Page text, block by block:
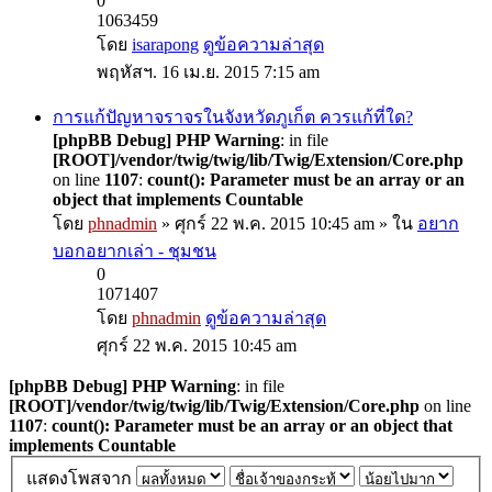
1063459
โดย isarapong ดูข้อความล่าสุด
พฤหัสฯ. 16 เม.ย. 2015 7:15 am
การแก้ปัญหาจราจรในจังหวัดภูเก็ต ควรแก้ที่ใด?
[phpBB Debug] PHP Warning: in file
[ROOT]/vendor/twig/twig/lib/Twig/Extension/Core.php
on line 1107: count(): Parameter must be an array or an
object that implements Countable
โดย phnadmin » ศุกร์ 22 พ.ค. 2015 10:45 am » ใน อยาก
บอกอยากเล่า - ชุมชน
0
1071407
โดย phnadmin ดูข้อความล่าสุด
ศุกร์ 22 พ.ค. 2015 10:45 am
[phpBB Debug] PHP Warning: in file
[ROOT]/vendor/twig/twig/lib/Twig/Extension/Core.php on line
1107: count(): Parameter must be an array or an object that
implements Countable
แสดงโพสจาก